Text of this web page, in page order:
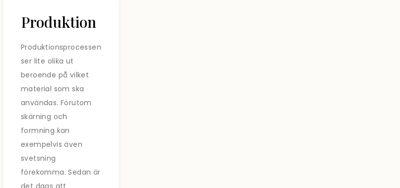
Produktion
Produktionsprocessen
ser lite olika ut
beroende på vilket
material som ska
användas. Förutom
skärning och
formning kan
exempelvis även
svetsning
förekomma. Sedan är
det dags att